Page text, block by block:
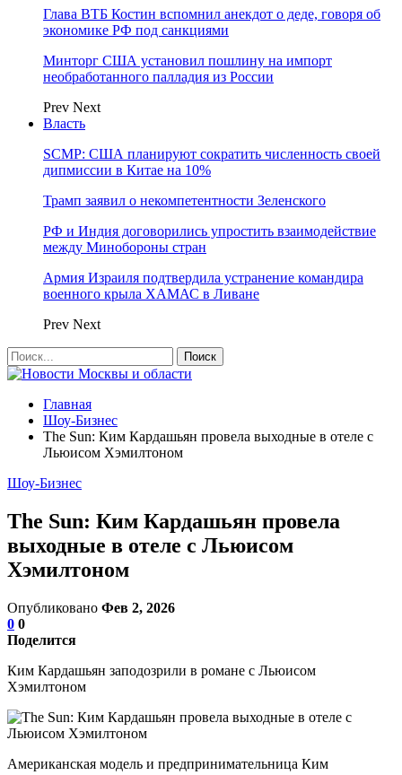
Глава ВТБ Костин вспомнил анекдот о деде, говоря об
экономике РФ под санкциями
Минторг США установил пошлину на импорт
необработанного палладия из России
Prev Next
Власть
SCMP: США планируют сократить численность своей
дипмиссии в Китае на 10%
Трамп заявил о некомпетентности Зеленского
РФ и Индия договорились упростить взаимодействие
между Минобороны стран
Армия Израиля подтвердила устранение командира
военного крыла ХАМАС в Ливане
Prev Next
Главная
Шоу-Бизнес
The Sun: Ким Кардашьян провела выходные в отеле с
Льюисом Хэмилтоном
Шоу-Бизнес
The Sun: Ким Кардашьян провела
выходные в отеле с Льюисом
Хэмилтоном
Опубликовано Фев 2, 2026
0 0
Поделится
Ким Кардашьян заподозрили в романе с Льюисом
Хэмилтоном
Американская модель и предпринимательница Ким